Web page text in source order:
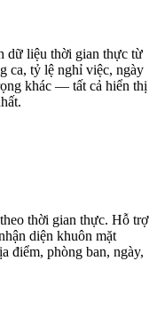
dữ liệu thời gian thực từ
ca, tỷ lệ nghỉ việc, ngày
khác — tất cả hiển thị
thời gian thực. Hỗ trợ
diện khuôn mặt
điểm, phòng ban, ngày,